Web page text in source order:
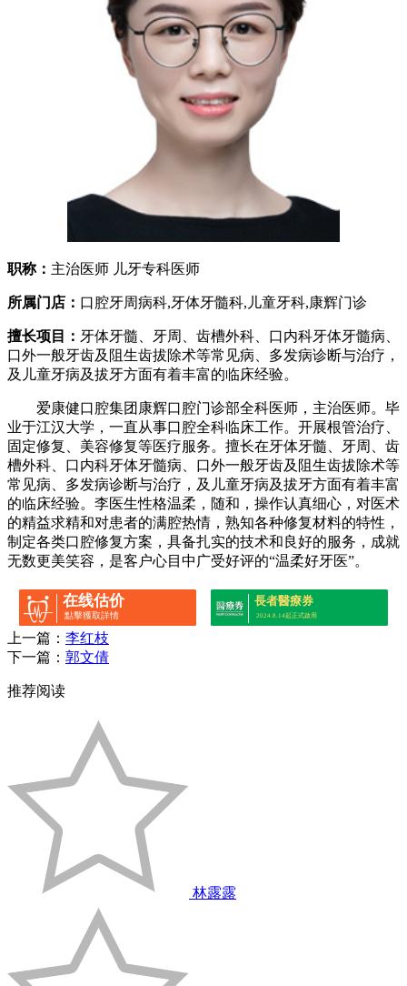
职称： 主治医师 儿牙专科医师
所属门店： 口腔牙周病科,牙体牙髓科,儿童牙科,康辉门诊
擅长项目： 牙体牙髓、牙周、齿槽外科、口内科牙体牙髓病、
口外一般牙齿及阻生齿拔除术等常见病、多发病诊断与治疗，
及儿童牙病及拔牙方面有着丰富的临床经验。
爱康健口腔集团康辉口腔门诊部全科医师，主治医师。毕
业于江汉大学，一直从事口腔全科临床工作。开展根管治疗、
固定修复、美容修复等医疗服务。擅长在牙体牙髓、牙周、齿
槽外科、口内科牙体牙髓病、口外一般牙齿及阻生齿拔除术等
常见病、多发病诊断与治疗，及儿童牙病及拔牙方面有着丰富
的临床经验。李医生性格温柔，随和，操作认真细心，对医术
的精益求精和对患者的满腔热情，熟知各种修复材料的特性，
制定各类口腔修复方案，具备扎实的技术和良好的服务，成就
无数更美笑容，是客户心目中广受好评的“温柔好牙医”。
在线估价
點擊獲取詳情
長者醫療券
2024.8.14起正式啟用
上一篇： 李红枝
下一篇： 郭文倩
推荐阅读
林露露